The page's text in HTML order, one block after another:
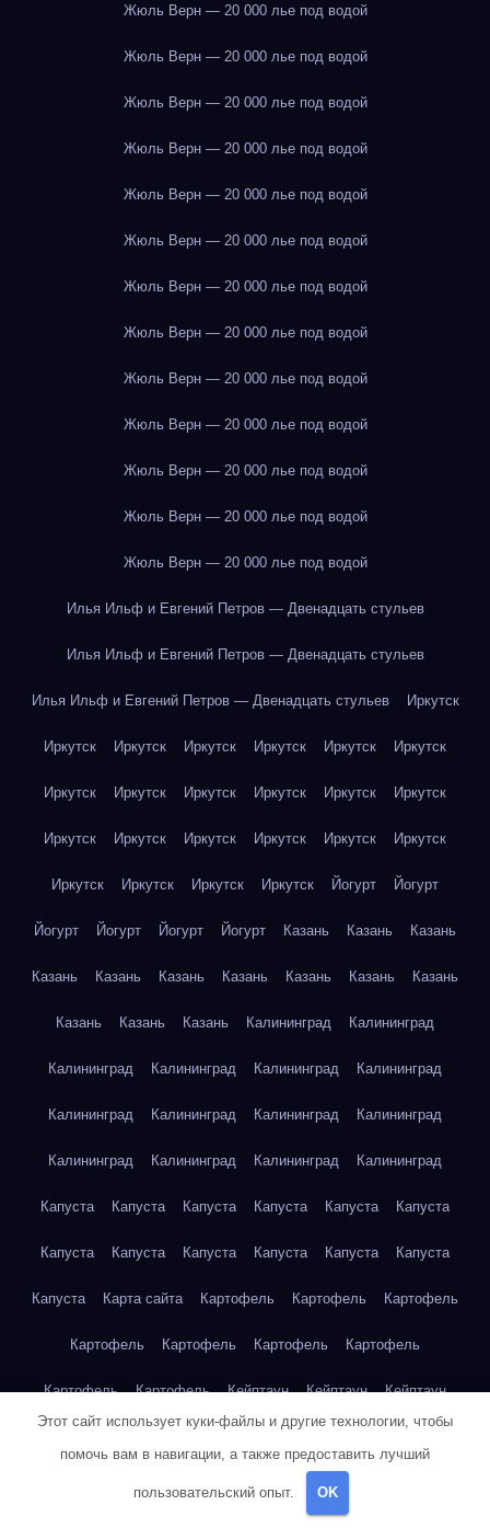
Жюль Верн — 20 000 лье под водой
Жюль Верн — 20 000 лье под водой
Жюль Верн — 20 000 лье под водой
Жюль Верн — 20 000 лье под водой
Жюль Верн — 20 000 лье под водой
Жюль Верн — 20 000 лье под водой
Жюль Верн — 20 000 лье под водой
Жюль Верн — 20 000 лье под водой
Жюль Верн — 20 000 лье под водой
Жюль Верн — 20 000 лье под водой
Жюль Верн — 20 000 лье под водой
Жюль Верн — 20 000 лье под водой
Жюль Верн — 20 000 лье под водой
Илья Ильф и Евгений Петров — Двенадцать стульев
Илья Ильф и Евгений Петров — Двенадцать стульев
Илья Ильф и Евгений Петров — Двенадцать стульев Иркутск
Иркутск Иркутск Иркутск Иркутск Иркутск Иркутск
Иркутск Иркутск Иркутск Иркутск Иркутск Иркутск
Иркутск Иркутск Иркутск Иркутск Иркутск Иркутск
Иркутск Иркутск Иркутск Иркутск Йогурт Йогурт
Йогурт Йогурт Йогурт Йогурт Казань Казань Казань
Казань Казань Казань Казань Казань Казань Казань
Казань Казань Казань Калининград Калининград
Калининград Калининград Калининград Калининград
Калининград Калининград Калининград Калининград
Калининград Калининград Калининград Калининград
Капуста Капуста Капуста Капуста Капуста Капуста
Капуста Капуста Капуста Капуста Капуста Капуста
Капуста Карта сайта Картофель Картофель Картофель
Картофель Картофель Картофель Картофель
Картофель Картофель Кейптаун Кейптаун Кейптаун
Кейптаун Кейптаун
Этот сайт использует куки-файлы и другие технологии, чтобы
помочь вам в навигации, а также предоставить лучший
пользовательский опыт. OK